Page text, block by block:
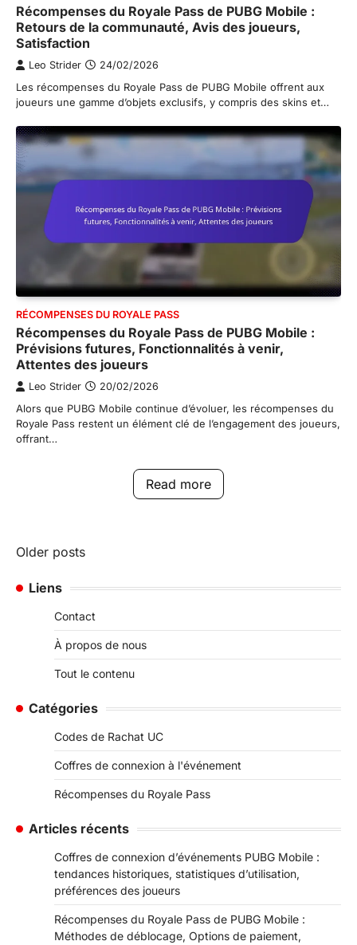
Récompenses du Royale Pass de PUBG Mobile :
Retours de la communauté, Avis des joueurs,
Satisfaction
Leo Strider 24/02/2026
Les récompenses du Royale Pass de PUBG Mobile offrent aux
joueurs une gamme d’objets exclusifs, y compris des skins et…
RÉCOMPENSES DU ROYALE PASS
Récompenses du Royale Pass de PUBG Mobile :
Prévisions futures, Fonctionnalités à venir,
Attentes des joueurs
Leo Strider 20/02/2026
Alors que PUBG Mobile continue d’évoluer, les récompenses du
Royale Pass restent un élément clé de l’engagement des joueurs,
offrant…
Read more
Posts
navigation
Older posts
Liens
Contact
À propos de nous
Tout le contenu
Catégories
Codes de Rachat UC
Coffres de connexion à l'événement
Récompenses du Royale Pass
Articles récents
Coffres de connexion d’événements PUBG Mobile :
tendances historiques, statistiques d’utilisation,
préférences des joueurs
Récompenses du Royale Pass de PUBG Mobile :
Méthodes de déblocage, Options de paiement,